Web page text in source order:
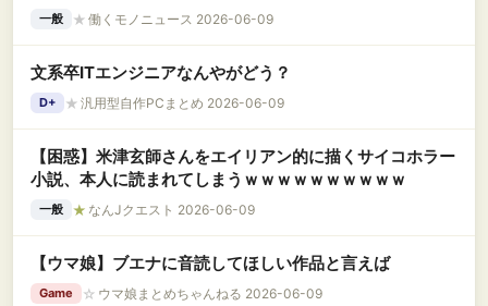
一般 ★ 働くモノニュース 2026-06-09
文系卒ITエンジニアなんやがどう？
D+ ★ 汎用型自作PCまとめ 2026-06-09
【困惑】米津玄師さんをエイリアン的に描くサイコホラー
小説、本人に読まれてしまうｗｗｗｗｗｗｗｗｗｗ
一般 ★ なんJクエスト 2026-06-09
【ウマ娘】ブエナに音読してほしい作品と言えば
Game ☆ ウマ娘まとめちゃんねる 2026-06-09